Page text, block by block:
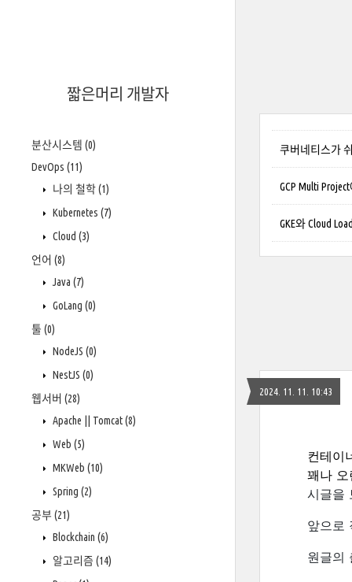
짧은머리 개발자
분산시스템 (0)
DevOps (11)
나의 철학(1)
Kubernetes (7)
Cloud (3)
언어 (8)
Java (7)
GoLang (0)
툴 (0)
NodeJS (0)
NestJS (0)
웹서버 (28)
Apache || Tomcat(8)
Web (5)
MKWeb (10)
Spring (2)
공부 (21)
Blockchain (6)
알고리즘 (14)
쿠버네티스가
GCP Multi
GKE와 Cloud
2024. 11. 11. 10:43
컨테이
꽤나 오
시글을
앞으로
원글의